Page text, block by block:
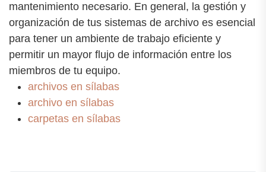
mantenimiento necesario. En general, la gestión y
organización de tus sistemas de archivo es esencial
para tener un ambiente de trabajo eficiente y
permitir un mayor flujo de información entre los
miembros de tu equipo.
archivos en sílabas
archivo en sílabas
carpetas en sílabas